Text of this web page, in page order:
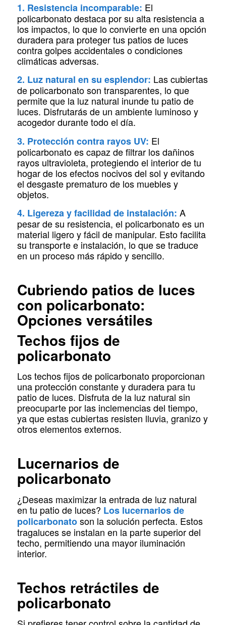
1. Resistencia incomparable: El
policarbonato destaca por su alta resistencia a
los impactos, lo que lo convierte en una opción
duradera para proteger tus patios de luces
contra golpes accidentales o condiciones
climáticas adversas.
2. Luz natural en su esplendor: Las cubiertas
de policarbonato son transparentes, lo que
permite que la luz natural inunde tu patio de
luces. Disfrutarás de un ambiente luminoso y
acogedor durante todo el día.
3. Protección contra rayos UV: El
policarbonato es capaz de filtrar los dañinos
rayos ultravioleta, protegiendo el interior de tu
hogar de los efectos nocivos del sol y evitando
el desgaste prematuro de los muebles y
objetos.
4. Ligereza y facilidad de instalación: A
pesar de su resistencia, el policarbonato es un
material ligero y fácil de manipular. Esto facilita
su transporte e instalación, lo que se traduce
en un proceso más rápido y sencillo.
Cubriendo patios de luces
con policarbonato:
Opciones versátiles
Techos fijos de
policarbonato
Los techos fijos de policarbonato proporcionan
una protección constante y duradera para tu
patio de luces. Disfruta de la luz natural sin
preocuparte por las inclemencias del tiempo,
ya que estas cubiertas resisten lluvia, granizo y
otros elementos externos.
Lucernarios de
policarbonato
¿Deseas maximizar la entrada de luz natural
en tu patio de luces? Los lucernarios de
policarbonatoson la solución perfecta. Estos
tragaluces se instalan en la parte superior del
techo, permitiendo una mayor iluminación
interior.
Techos retráctiles de
policarbonato